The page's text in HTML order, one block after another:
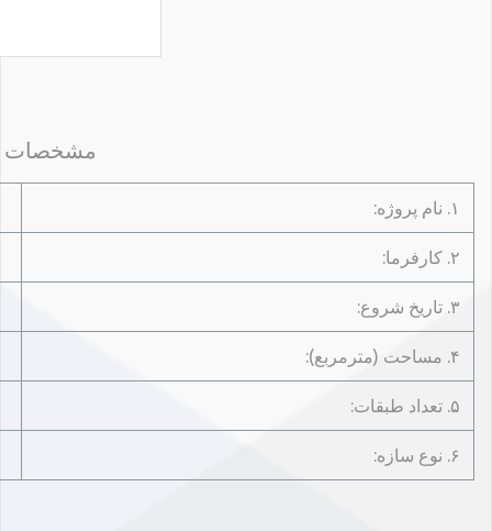
مشخصات
۱. نام پروژه:
۲. کارفرما:
۳. تاریخ شروع:
۴. مساحت (مترمربع):
۵. تعداد طبقات:
۶. نوع سازه: